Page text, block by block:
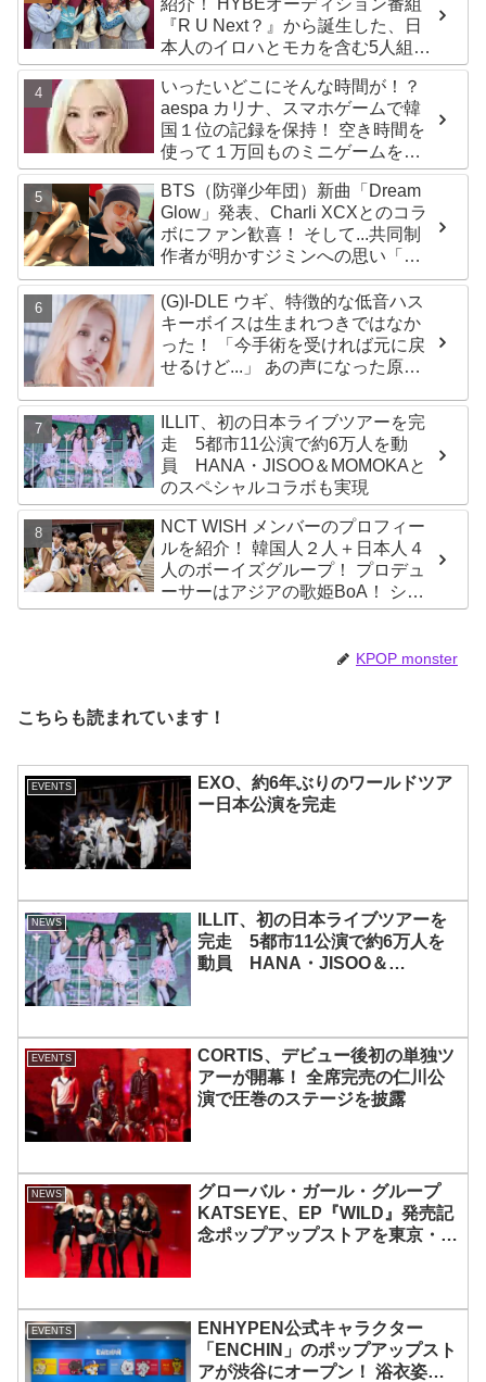
紹介！ HYBEオーディション番組
『R U Next？』から誕生した、日
本人のイロハとモカを含む5人組ガ
ールズグループ！ デビュー曲
「Magnetic」がいきなりの大ヒッ
ト
いったいどこにそんな時間が！？
aespa カリナ、スマホゲームで韓
国１位の記録を保持！ 空き時間を
使って１万回ものミニゲームをク
リア「芸能人たちが時間がないと
言っているのは全部嘘」
BTS（防弾少年団）新曲「Dream
Glow」発表、Charli XCXとのコラ
ボにファン歓喜！ そして...共同制
作者が明かすジミンへの思い「彼
の夢、そして彼の絶望から生まれ
た歌」
(G)I-DLE ウギ、特徴的な低音ハス
キーボイスは生まれつきではなか
った！ 「今手術を受ければ元に戻
せるけど...」 あの声になった原因
ILLIT、初の日本ライブツアーを完
走 5都市11公演で約6万人を動
員 HANA・JISOO＆MOMOKAと
のスペシャルコラボも実現
NCT WISH メンバーのプロフィー
ルを紹介！ 韓国人２人＋日本人４
人のボーイズグループ！ プロデュ
ーサーはアジアの歌姫BoA！ シオ
ン、ジェヒ、リク、ユウシ、リョ
KPOP monster
こちらも読まれています！
EVENTS
EXO、約6年ぶりのワールドツア
ー日本公演を完走
NEWS
ILLIT、初の日本ライブツアーを
完走 5都市11公演で約6万人を
動員 HANA・JISOO＆
EVENTS
CORTIS、デビュー後初の単独ツ
アーが開幕！ 全席完売の仁川公
演で圧巻のステージを披露
NEWS
グローバル・ガール・グループ
KATSEYE、EP『WILD』発売記
念ポップアップストアを東京・原
EVENTS
ENHYPEN公式キャラクター
「ENCHIN」のポップアップスト
アが渋谷にオープン！ 浴衣姿の